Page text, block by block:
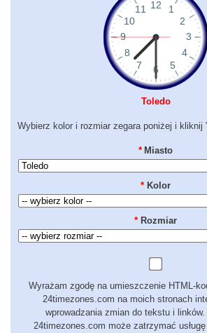
Toledo
Wybierz kolor i rozmiar zegara poniżej i kliknij
* Miasto
* Kolor
* Rozmiar
Wyrażam zgodę na umieszczenie HTML-
24timezones.com na moich stronach
wprowadzania zmian do tekstu i
24timezones.com może zatrzymać